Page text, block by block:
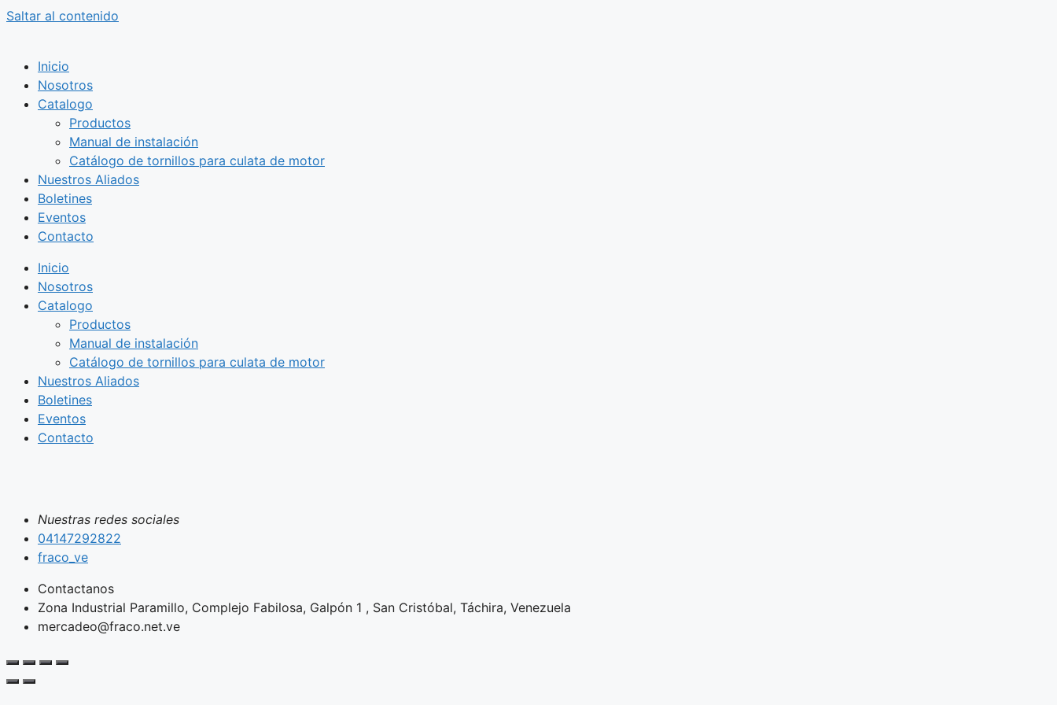
Saltar al contenido
Inicio
Nosotros
Catalogo
Productos
Manual de instalación
Catálogo de tornillos para culata de motor
Nuestros Aliados
Boletines
Eventos
Contacto
Inicio
Nosotros
Catalogo
Productos
Manual de instalación
Catálogo de tornillos para culata de motor
Nuestros Aliados
Boletines
Eventos
Contacto
Nuestras redes sociales
04147292822
fraco_ve
Contactanos
Zona Industrial Paramillo, Complejo Fabilosa, Galpón 1 , San Cristóbal, Táchira, Venezuela
mercadeo@fraco.net.ve